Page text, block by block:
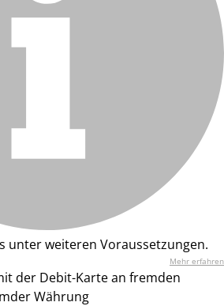
unter weiteren Voraussetzungen.
Mehr erfahren
der Debit-Karte an fremden
Währung